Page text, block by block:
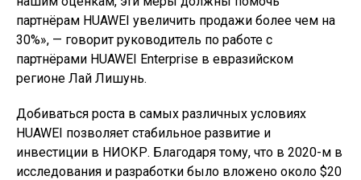
партнёрам HUAWEI увеличить продажи более чем на
30%», — говорит руководитель по работе с
партнёрами HUAWEI Enterprise в евразийском
регионе Лай Лишунь.
Добиваться роста в самых различных условиях
HUAWEI позволяет стабильное развитие и
инвестиции в НИОКР. Благодаря тому, что в 2020-м в
исследования и разработки было вложено около $20